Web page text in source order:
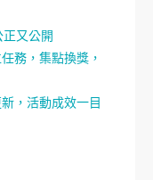
又公開
務，集點換獎，
，活動成效一目